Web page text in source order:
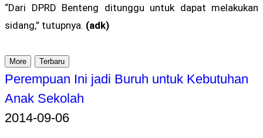
“Dari DPRD Benteng ditunggu untuk dapat melakukan
sidang,” tutupnya. (adk)
More Terbaru
Perempuan Ini jadi Buruh untuk Kebutuhan
Anak Sekolah
2014-09-06